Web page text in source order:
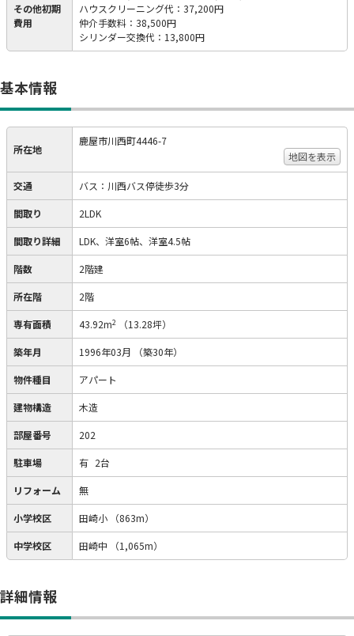
その他初期
費用
ハウスクリーニング代 ： 37,200円
仲介手数料 ： 38,500円
シリンダー交換代 ： 13,800円
基本情報
所在地
鹿屋市川西町4446-7
地図を表示
交通 バス：川西バス停徒歩3分
間取り 2LDK
間取り詳細 LDK、洋室6帖、洋室4.5帖
階数 2階建
所在階 2階
専有面積 43.92m2 （13.28坪）
築年月 1996年03月 （築30年）
物件種目 アパート
建物構造 木造
部屋番号 202
駐車場 有 2台
リフォーム 無
小学校区 田崎小 （863m）
中学校区 田崎中 （1,065m）
詳細情報